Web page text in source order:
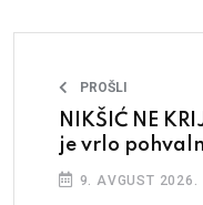
PROŠLI
NIKŠIĆ NE
je vrlo
9. AVGUST 2026.